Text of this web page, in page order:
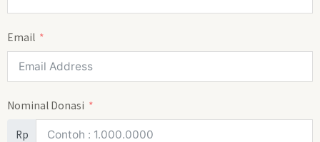
Email
Nominal Donasi
Rp